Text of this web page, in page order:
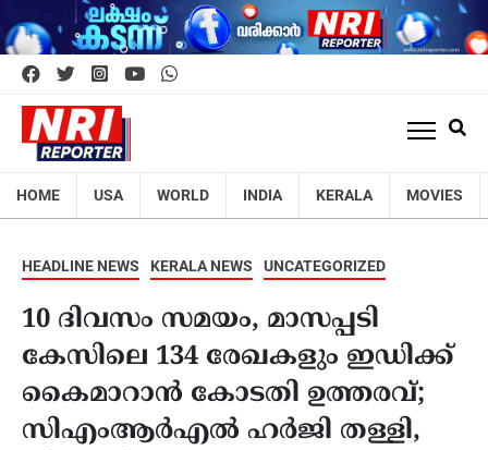
HOME USA WORLD INDIA KERALA MOVIES
HEADLINE NEWS KERALA NEWS UNCATEGORIZED
10 ദിവസം സമയം, മാസപ്പടി
കേസിലെ 134 രേഖകളും ഇഡിക്ക്
കൈമാറാൻ കോടതി ഉത്തരവ്;
സിഎംആർഎൽ ഹർജി തള്ളി,